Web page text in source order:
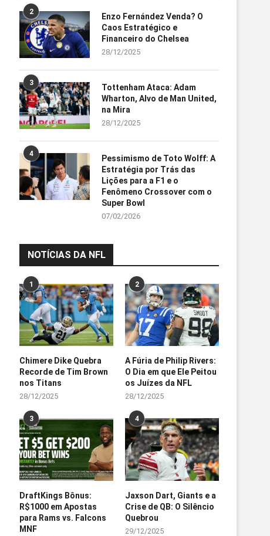
2
Enzo Fernández Venda? O
Caos Estratégico e
Financeiro do Chelsea
28/12/2025
3
Tottenham Ataca: Adam
Wharton, Alvo de Man United,
na Mira
28/12/2025
4
Pessimismo de Toto Wolff: A
Estratégia por Trás das
Lições para a F1 e o
Fenômeno Crossover com o
Super Bowl
07/02/2026
NOTÍCIAS DA NFL
1
Chimere Dike Quebra
Recorde de Tim Brown
nos Titans
28/12/2025
2
A Fúria de Philip Rivers:
O Dia em que Ele Peitou
os Juízes da NFL
28/12/2025
3
DraftKings Bônus:
R$1000 em Apostas
para Rams vs. Falcons
MNF
4
Jaxson Dart, Giants e a
Crise de QB: O Silêncio
Quebrou
29/12/2025